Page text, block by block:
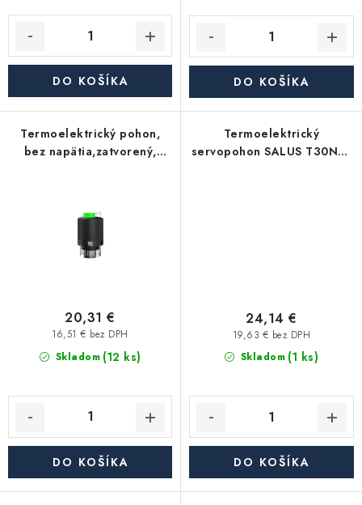
DO KOŠÍKA DO KOŠÍKA
Termoelektrický pohon,
bez napätia,zatvorený,
Skladom (12 ks)
16,51 € bez DPH
20,31 €
DO KOŠÍKA
Termoelektrický
servopohon SALUS T30NO-
Skladom (1 ks)
19,63 € bez DPH
24,14 €
DO KOŠÍKA